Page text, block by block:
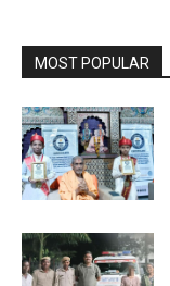
MOST POPULAR